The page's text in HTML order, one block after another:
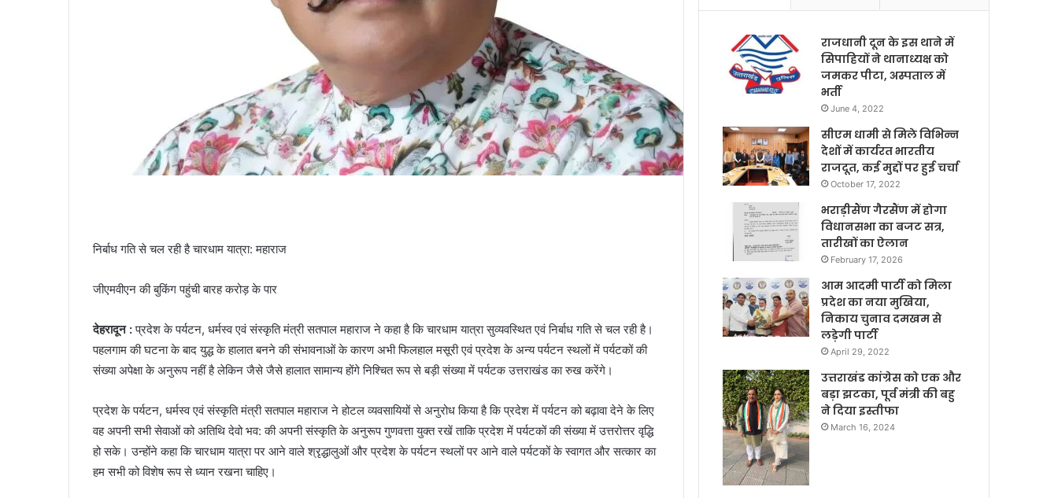
निर्बाध गति से चल रही है चारधाम यात्रा: महाराज
जीएमवीएन की बुकिंग पहुंची बारह करोड़ के पार
देहरादून :प्रदेश के पर्यटन, धर्मस्व एवं संस्कृति मंत्री सतपाल महाराज ने कहा है कि चारधाम यात्रा सुव्यवस्थित एवं निर्बाध गति से चल रही है।
पहलगाम की घटना के बाद युद्ध के हालात बनने की संभावनाओं के कारण अभी फिलहाल मसूरी एवं प्रदेश के अन्य पर्यटन स्थलों में पर्यटकों की
संख्या अपेक्षा के अनुरूप नहीं है लेकिन जैसे जैसे हालात सामान्य होंगे निश्चित रूप से बड़ी संख्या में पर्यटक उत्तराखंड का रुख करेंगे।
प्रदेश के पर्यटन, धर्मस्व एवं संस्कृति मंत्री सतपाल महाराज ने होटल व्यवसायियों से अनुरोध किया है कि प्रदेश में पर्यटन को बढ़ावा देने के लिए
वह अपनी सभी सेवाओं को अतिथि देवो भव: की अपनी संस्कृति के अनुरूप गुणवत्ता युक्त रखें ताकि प्रदेश में पर्यटकों की संख्या में उत्तरोत्तर वृद्धि
हो सके। उन्होंने कहा कि चारधाम यात्रा पर आने वाले श्रृद्धालुओं और प्रदेश के पर्यटन स्थलों पर आने वाले पर्यटकों के स्वागत और सत्कार का
हम सभी को विशेष रूप से ध्यान रखना चाहिए।
राजधानी दून के इस थाने में
सिपाहियों ने थानाध्यक्ष को
जमकर पीटा, अस्पताल में
भर्ती
June 4, 2022
सीएम धामी से मिले विभिन्न
देशों में कार्यरत भारतीय
राजदूत, कई मुद्दों पर हुई चर्चा
October 17, 2022
भराड़ीसैंण गैरसैंण में होगा
विधानसभा का बजट सत्र,
तारीखों का ऐलान
February 17, 2026
आम आदमी पार्टी को मिला
प्रदेश का नया मुखिया,
निकाय चुनाव दमखम से
लड़ेगी पार्टी
April 29, 2022
उत्तराखंड कांग्रेस को एक और
बड़ा झटका, पूर्व मंत्री की बहु
ने दिया इस्तीफा
March 16, 2024